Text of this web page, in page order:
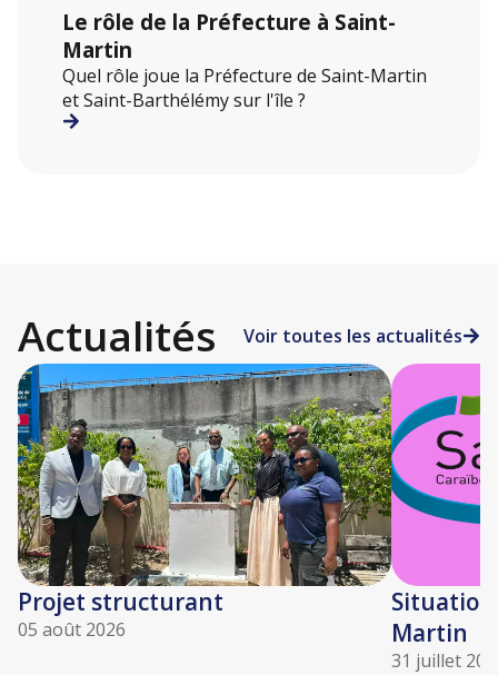
Le rôle de la Préfecture à Saint-
Martin
Quel rôle joue la Préfecture de Saint-Martin
et Saint-Barthélémy sur l'île ?
Actualités Voir toutes les actualités
Projet structurant
05 août 2026
Situation
Martin
31 juillet